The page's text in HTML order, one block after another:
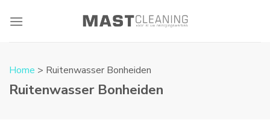
Home > Ruitenwasser Bonheiden
Ruitenwasser Bonheiden